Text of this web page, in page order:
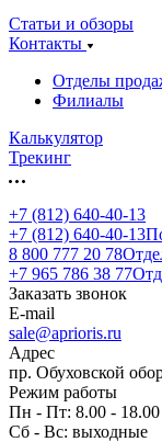
Статьи и обзоры
Контакты
Отделы
Филиалы
Калькулятор
Трекинг
+7 (812) 640-40-13
+7 (812) 640-40-13
8 800 777 20 78
+7 965 786 38 77
Заказать звонок
E-mail
sale@aprioris.ru
Адрес
пр. Обуховской
Режим работы
Пн - Пт: 8.00 - 18.00
Сб - Вс: выходные